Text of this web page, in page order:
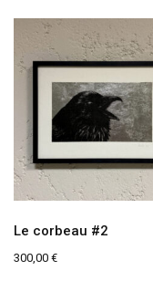
Le corbeau #2
300,00 €